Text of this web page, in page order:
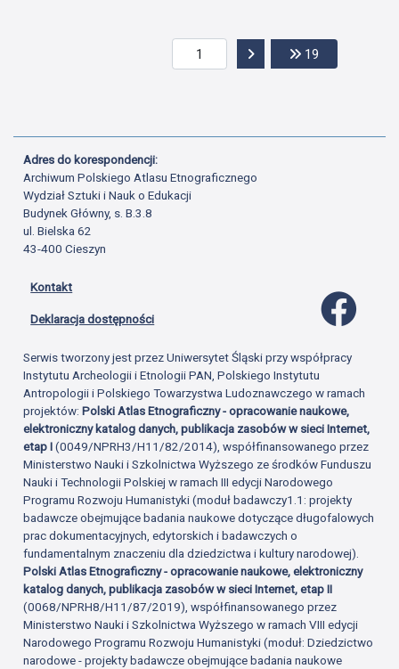
Przejdź do następnej
19
Adres do korespondencji:
Archiwum Polskiego Atlasu Etnograficznego
Wydział Sztuki i Nauk o Edukacji
Budynek Główny, s. B.3.8
ul. Bielska 62
43-400 Cieszyn
Kontakt
Deklaracja dostępności
Serwis tworzony jest przez Uniwersytet Śląski przy współpracy
Instytutu Archeologii i Etnologii PAN, Polskiego Instytutu
Antropologii i Polskiego Towarzystwa Ludoznawczego w ramach
projektów:Polski Atlas Etnograficzny - opracowanie naukowe,
elektroniczny katalog danych, publikacja zasobów w sieci Internet,
etap I(0049/NPRH3/H11/82/2014), współfinansowanego przez
Ministerstwo Nauki i Szkolnictwa Wyższego ze środków Funduszu
Nauki i Technologii Polskiej w ramach III edycji Narodowego
Programu Rozwoju Humanistyki (moduł badawczy1.1: projekty
badawcze obejmujące badania naukowe dotyczące długofalowych
prac dokumentacyjnych, edytorskich i badawczych o
fundamentalnym znaczeniu dla dziedzictwa i kultury narodowej).
Polski Atlas Etnograficzny - opracowanie naukowe, elektroniczny
katalog danych, publikacja zasobów w sieci Internet, etap II
(0068/NPRH8/H11/87/2019), współfinansowanego przez
Ministerstwo Nauki i Szkolnictwa Wyższego w ramach VIII edycji
Narodowego Programu Rozwoju Humanistyki (moduł: Dziedzictwo
narodowe - projekty badawcze obejmujące badania naukowe